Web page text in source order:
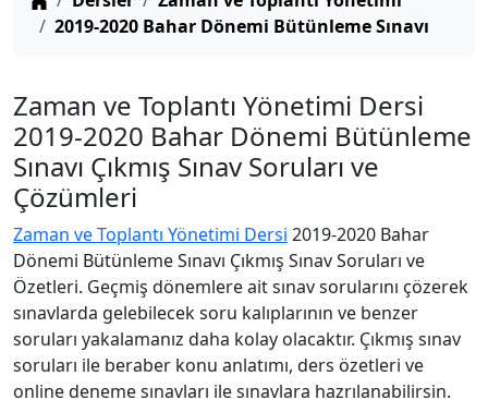
2019-2020 Bahar Dönemi Bütünleme Sınavı
Zaman ve Toplantı Yönetimi Dersi
2019-2020 Bahar Dönemi Bütünleme
Sınavı Çıkmış Sınav Soruları ve
Çözümleri
Zaman ve Toplantı Yönetimi Dersi 2019-2020 Bahar
Dönemi Bütünleme Sınavı Çıkmış Sınav Soruları ve
Özetleri. Geçmiş dönemlere ait sınav sorularını çözerek
sınavlarda gelebilecek soru kalıplarının ve benzer
soruları yakalamanız daha kolay olacaktır. Çıkmış sınav
soruları ile beraber konu anlatımı, ders özetleri ve
online deneme sınavları ile sınavlara hazrılanabilirsin.